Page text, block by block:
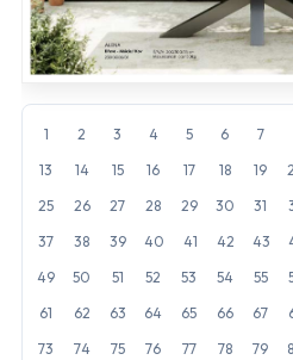
1 2 3 4 5 6 7
13
14 15 16 17 18 19
25
26 27 28 29 30 31
37
38 39 40 41 42 43
49
50 51 52 53 54 55
61
62 63 64 65 66 67
73
74 75 76 77 78 79
Hlavní hypermarkety a
Albert
FLOP
Kaufland
Makro